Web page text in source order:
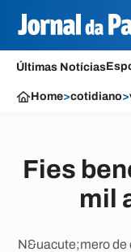
Últimas Notícias
Home>cotidiano>
Fies
mil
N&uacute;mero de